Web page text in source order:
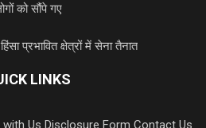
को सौंपे गए
प्रभावित क्षेत्रों में सेना तैनात
LINKS
Us Disclosure Form Contact Us